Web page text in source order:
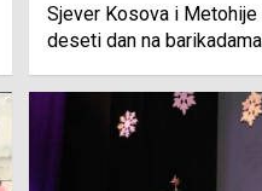
Sjever Kosova i
deseti dan na